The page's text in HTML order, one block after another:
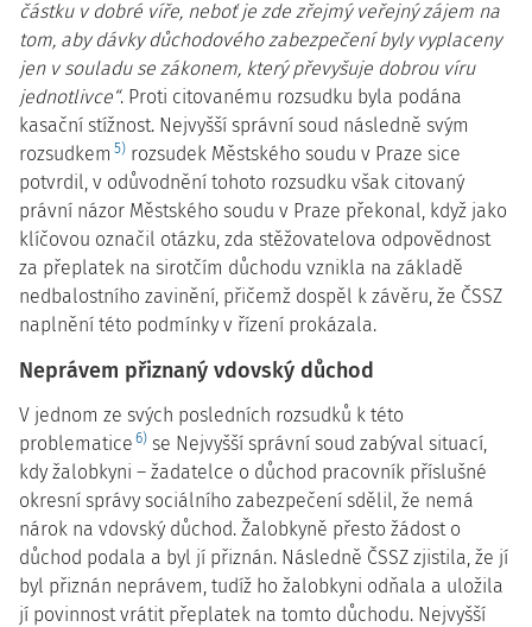
částku v dobré víře, neboť je zde zřejmý veřejný zájem na
tom, aby dávky důchodového zabezpečení byly vyplaceny
jen v souladu se zákonem, který převyšuje dobrou víru
jednotlivce“. Proti citovanému rozsudku byla podána
kasační stížnost. Nejvyšší správní soud následně svým
rozsudkem 5) rozsudek Městského soudu v Praze sice
potvrdil, v odůvodnění tohoto rozsudku však citovaný
právní názor Městského soudu v Praze překonal, když jako
klíčovou označil otázku, zda stěžovatelova odpovědnost
za přeplatek na sirotčím důchodu vznikla na základě
nedbalostního zavinění, přičemž dospěl k závěru, že ČSSZ
naplnění této podmínky v řízení prokázala.
Neprávem přiznaný vdovský důchod
V jednom ze svých posledních rozsudků k této
problematice 6) se Nejvyšší správní soud zabýval situací,
kdy žalobkyni – žadatelce o důchod pracovník příslušné
okresní správy sociálního zabezpečení sdělil, že nemá
nárok na vdovský důchod. Žalobkyně přesto žádost o
důchod podala a byl jí přiznán. Následně ČSSZ zjistila, že jí
byl přiznán neprávem, tudíž ho žalobkyni odňala a uložila
jí povinnost vrátit přeplatek na tomto důchodu. Nejvyšší